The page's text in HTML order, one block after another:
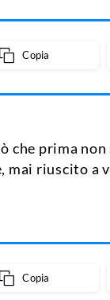
Copia
che prima non
mai riuscito a
Copia